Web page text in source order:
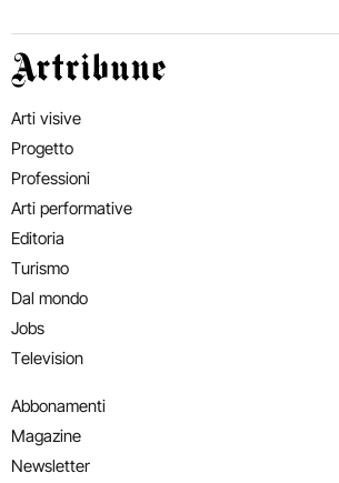
Artribune
Arti visive
Progetto
Professioni
Arti performative
Editoria
Turismo
Dal mondo
Jobs
Television
Abbonamenti
Magazine
Newsletter